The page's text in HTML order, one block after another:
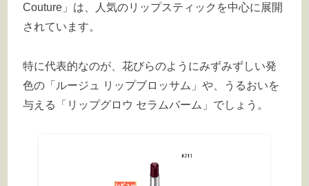
Couture」は、人気のリップスティックを中心に展開
されています。
特に代表的なのが、花びらのようにみずみずしい発
色の「ルージュ リップブロッサム」や、うるおいを
与える「リップグロウ セラムバーム」でしょう。